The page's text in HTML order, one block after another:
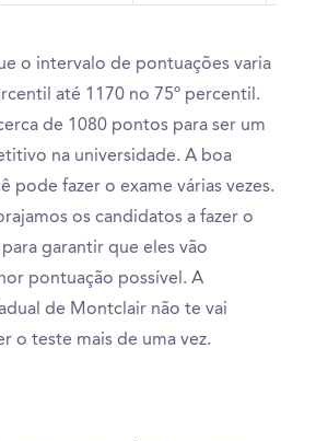
o intervalo de pontuações varia
até 1170 no 75º percentil.
de 1080 pontos para ser um
na universidade. A boa
pode fazer o exame várias vezes.
os candidatos a fazer o
garantir que eles vão
pontuação possível. A
de Montclair não te vai
o teste mais de uma vez.